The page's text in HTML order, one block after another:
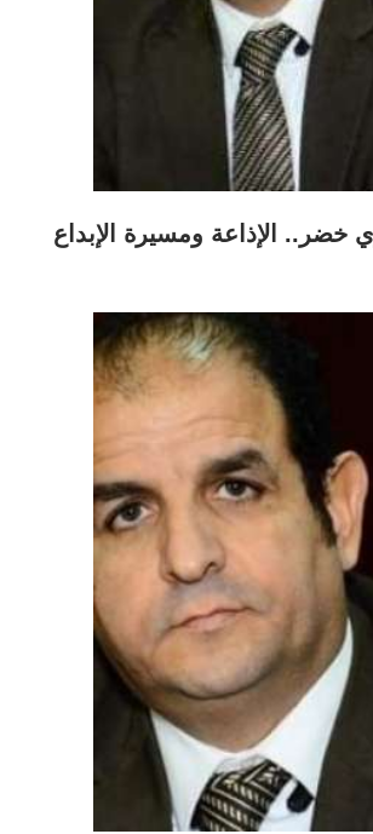
خضر.. الإذاعة ومسيرة الإبداع